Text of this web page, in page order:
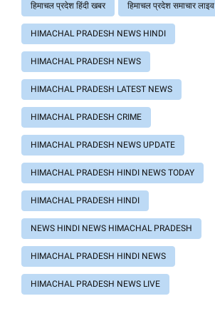
हिमाचल प्रदेश हिंदी खबर हिमाचल प्रदेश समाचार लाइव
HIMACHAL PRADESH NEWS HINDI
HIMACHAL PRADESH NEWS
HIMACHAL PRADESH LATEST NEWS
HIMACHAL PRADESH CRIME
HIMACHAL PRADESH NEWS UPDATE
HIMACHAL PRADESH HINDI NEWS TODAY
HIMACHAL PRADESH HINDI
NEWS HINDI NEWS HIMACHAL PRADESH
HIMACHAL PRADESH HINDI NEWS
HIMACHAL PRADESH NEWS LIVE